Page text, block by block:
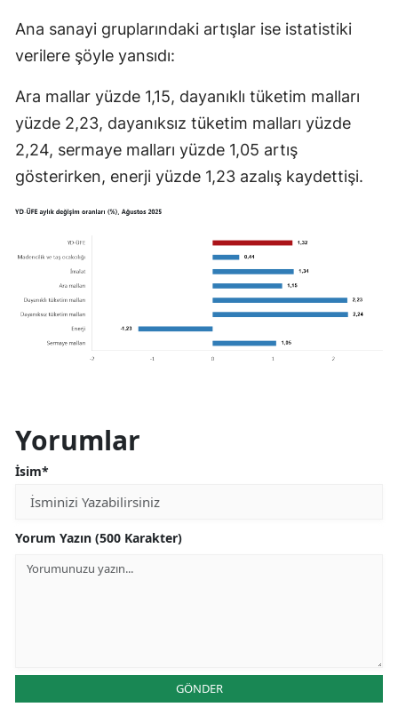
Ana sanayi gruplarındaki artışlar ise istatistiki
verilere şöyle yansıdı:
Ara mallar yüzde 1,15, dayanıklı tüketim malları
yüzde 2,23, dayanıksız tüketim malları yüzde
2,24, sermaye malları yüzde 1,05 artış
gösterirken, enerji yüzde 1,23 azalış kaydettişi.
Yorumlar
İsim*
Yorum Yazın (500 Karakter)
GÖNDER